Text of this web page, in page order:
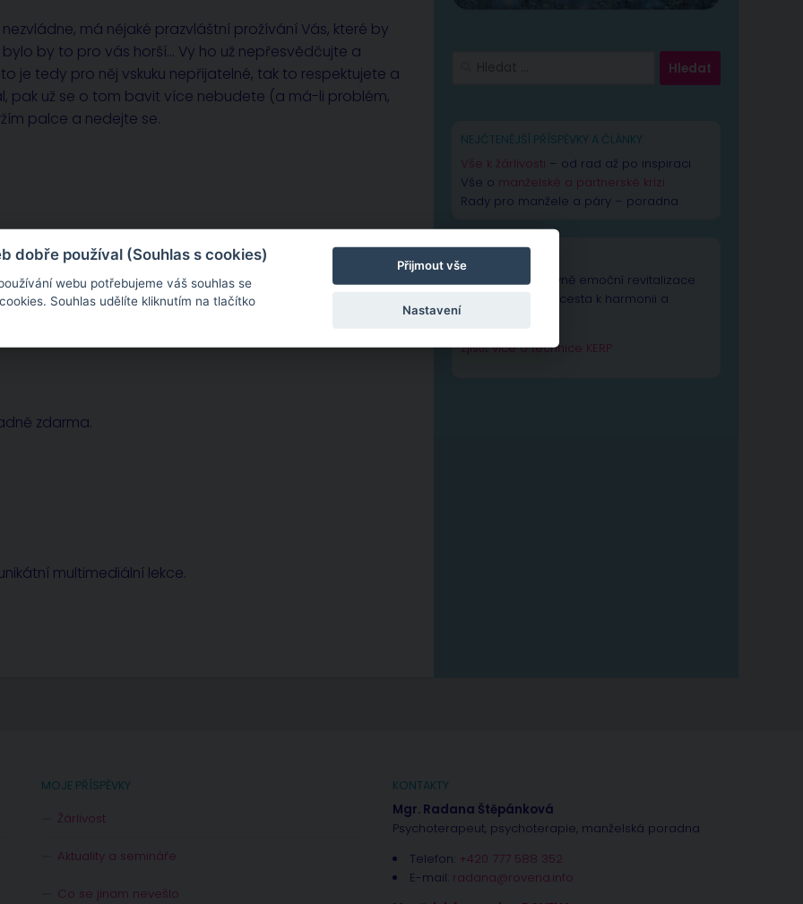
má nějaké prazvláštní prožívání Vás, které by
by to pro vás horší… Vy ho už nepřesvědčujte a
je tedy pro něj vskuku nepřijatelné, tak to respektujete a
pak už se o tom bavit více nebudete (a má-li problém,
palce a nedejte se.
zcela konkrétní. Potřebujete-li dohovořit osobní
zdarma.
multimediální lekce.
NEJČTENĚJŠÍ PŘÍSPĚVKY A ČLÁNKY
Vše k žárlivosti – od rad až po inspiraci
Vše o manželské a partnerské krizi
Rady pro manžele a páry – poradna
Technika Kognitivně emoční revitalizace
psychiky – Vaše cesta k harmonii a
Zjistit více o technice KERP
MOJE PŘÍSPĚVKY
Žárlivost
Aktuality a semináře
Co se jinam nevešlo
KONTAKTY
Mgr. Radana Štěpánková
Psychoterapeut, psychoterapie, manželská poradna
Telefon: +420 777 588 352
E-mail: radana@rovena.info
dobře používal (Souhlas s cookies)
webu potřebujeme váš souhlas se
Souhlas udělíte kliknutím na tlačítko
Přijmout vše
Nastavení